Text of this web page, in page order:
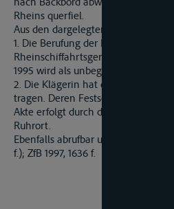
Rheins querfiel.
Aus den dargelegten Gründen wird
1. Die Berufung der Klägerin gegen
Rheinschiffahrtsgerichts Duisburg-
1995 wird als unbegründet
2. Die Klägerin hat die Kosten des
tragen. Deren Festsetzung gemäß
Akte erfolgt durch das
Ruhrort.
Ebenfalls abrufbar unter ZfB 1997 -
f.); ZfB 1997, 1636 f.